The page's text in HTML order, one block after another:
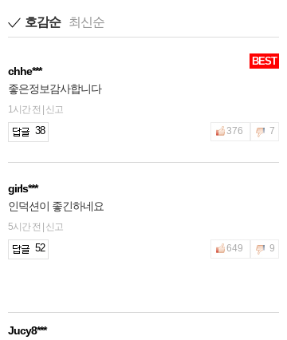
호감순 최신순
BEST
chhe***
좋은정보감사합니다
1시간 전 | 신고
38 376 7
girls***
인덕션이 좋긴하네요
5시간 전 | 신고
52 649 9
Jucy8***